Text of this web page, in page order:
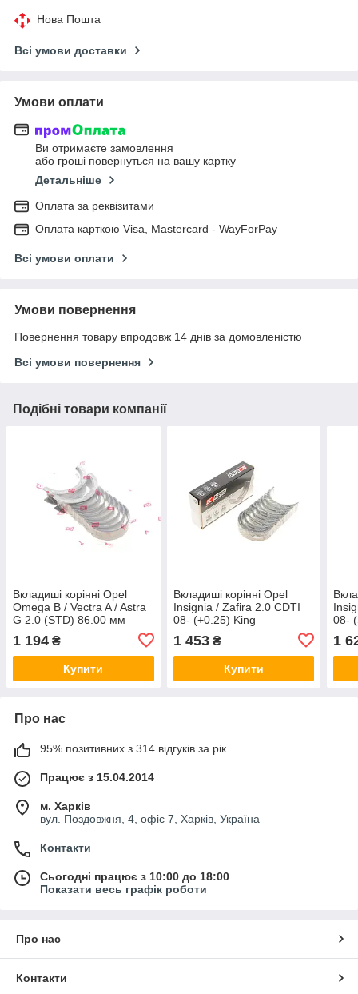
Нова Пошта
Всі умови доставки
Умови оплати
Ви отримаєте замовлення
або гроші повернуться на вашу картку
Детальніше
Оплата за реквізитами
Оплата карткою Visa, Mastercard - WayForPay
Всі умови оплати
Умови повернення
Повернення товару впродовж 14 днів за домовленістю
Всі умови повернення
Подібні товари компанії
Вкладиші корінні Opel
Omega B / Vectra A / Astra
G 2.0 (STD) 86.00 мм
NPR 180035000200
1 194 ₴
Купити
Вкладиші корінні Opel
Insignia / Zafira 2.0 CDTI
08- (+0.25) King
1 453₴
Купити
08-
1
Про нас
95% позитивних з 314 відгуків за рік
Працює з 15.04.2014
м. Харків
вул. Поздовжня, 4, офіс 7, Харків, Україна
Контакти
Сьогодні працює з 10:00 до 18:00
Показати весь графік роботи
Про нас
Контакти